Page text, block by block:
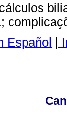
cálculos
Español